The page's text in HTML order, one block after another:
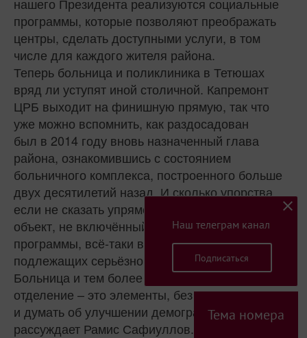
программы, которые позволяют преображать
центры, сделать доступными услуги, в том
числе для каждого жителя района.
Теперь больница и поликлиника в Тетюшах
вряд ли уступят иной столичной. Капремонт
ЦРБ выходит на финишную прямую, так что
уже можно вспомнить, как раздосадован
был в 2014 году вновь назначенный глава
района, ознакомившись с состоянием
больничного комплекса, построенного больше
двух десятилетий назад. И сколько упорства,
если не сказать упрямства, проявил, чтобы
объект, не включённый в профильные
программы, всё‑таки вошёл в число
подлежащих серьёзной реконструкции.
Больница и тем более современное родильное
отделение – это элементы, без которых нечего
и думать об улучшении демографии,
рассуждает Рамис Сафиуллов. Демография,
Тема номера
Наш телеграм канал
Подписаться